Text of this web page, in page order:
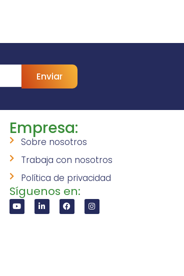
Enviar
Empresa:
Sobre nosotros
Trabaja con nosotros
Política de privacidad
Síguenos en: